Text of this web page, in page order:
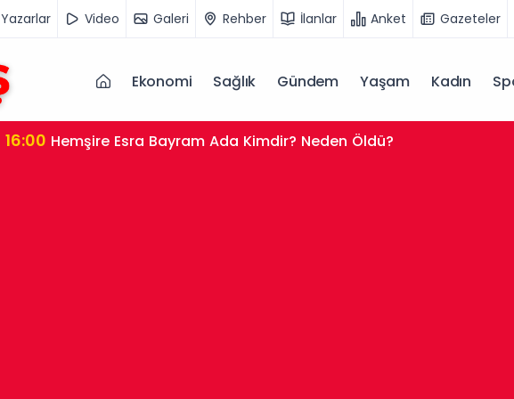
Yazarlar Video Galeri Rehber İlanlar Anket Gazeteler
Ekonomi Sağlık Gündem Yaşam Kadın
13:30 Afyonkarahisar'da 4 Yaşındaki Yunus Emre'nin Ölümünde 5 Aile